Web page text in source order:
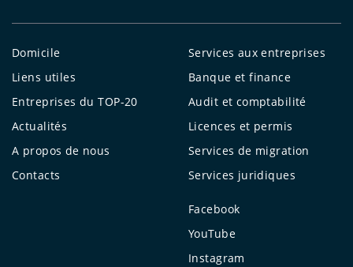
Domicile
Liens utiles
Entreprises du TOP-20
Actualités
A propos de nous
Contacts
Services aux entreprises
Banque et finance
Audit et comptabilité
Licences et permis
Services de migration
Services juridiques
Facebook
YouTube
Instagram